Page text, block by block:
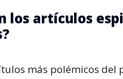
los artículos
más polémicos del